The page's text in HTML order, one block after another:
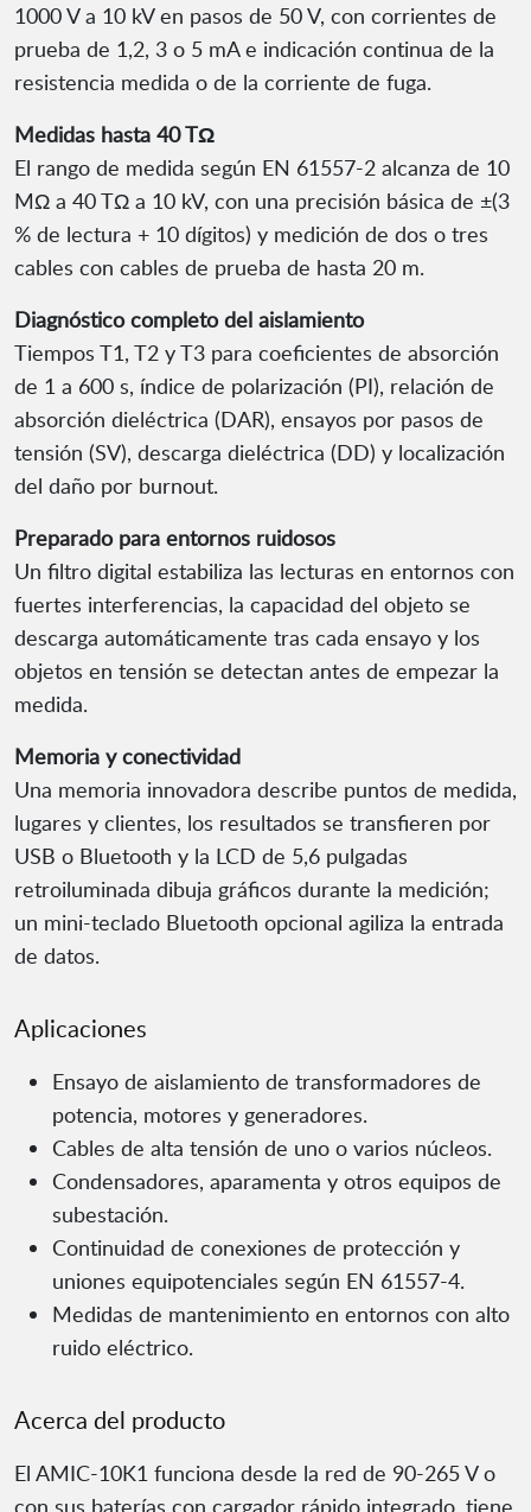
1000 V a 10 kV en pasos de 50 V, con corrientes de
prueba de 1,2, 3 o 5 mA e indicación continua de la
resistencia medida o de la corriente de fuga.
Medidas hasta 40 TΩ
El rango de medida según EN 61557-2 alcanza de 10
MΩ a 40 TΩ a 10 kV, con una precisión básica de ±(3
% de lectura + 10 dígitos) y medición de dos o tres
cables con cables de prueba de hasta 20 m.
Diagnóstico completo del aislamiento
Tiempos T1, T2 y T3 para coeficientes de absorción
de 1 a 600 s, índice de polarización (PI), relación de
absorción dieléctrica (DAR), ensayos por pasos de
tensión (SV), descarga dieléctrica (DD) y localización
del daño por burnout.
Preparado para entornos ruidosos
Un filtro digital estabiliza las lecturas en entornos con
fuertes interferencias, la capacidad del objeto se
descarga automáticamente tras cada ensayo y los
objetos en tensión se detectan antes de empezar la
medida.
Memoria y conectividad
Una memoria innovadora describe puntos de medida,
lugares y clientes, los resultados se transfieren por
USB o Bluetooth y la LCD de 5,6 pulgadas
retroiluminada dibuja gráficos durante la medición;
un mini-teclado Bluetooth opcional agiliza la entrada
de datos.
Aplicaciones
Ensayo de aislamiento de transformadores de
potencia, motores y generadores.
Cables de alta tensión de uno o varios núcleos.
Condensadores, aparamenta y otros equipos de
subestación.
Continuidad de conexiones de protección y
uniones equipotenciales según EN 61557-4.
Medidas de mantenimiento en entornos con alto
ruido eléctrico.
Acerca del producto
El AMIC-10K1 funciona desde la red de 90-265 V o
con sus baterías con cargador rápido integrado, tiene